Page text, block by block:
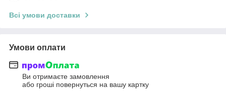
Всі умови доставки
Умови оплати
Ви отримаєте замовлення
або гроші повернуться на вашу картку